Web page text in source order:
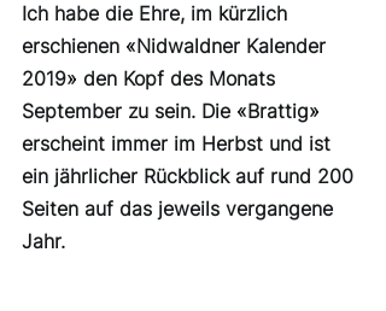
Ich habe die Ehre, im kürzlich
erschienen «Nidwaldner Kalender
2019» den Kopf des Monats
September zu sein. Die «Brattig»
erscheint immer im Herbst und ist
ein jährlicher Rückblick auf rund 200
Seiten auf das jeweils vergangene
Jahr.